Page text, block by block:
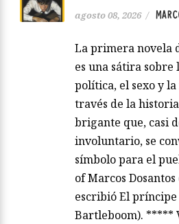
agosto 08, 2026 /
La primera novela
es una sátira sobre
política, el sexo y
través de la
brigante que, casi
involuntario, se
símbolo para el
of Marcos
escribió El
Bartleboom). *****